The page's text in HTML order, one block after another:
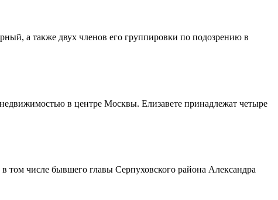
а также двух членов его группировки по подозрению в
в центре Москвы. Елизавете принадлежат четыре
том числе бывшего главы Серпуховского района Александра